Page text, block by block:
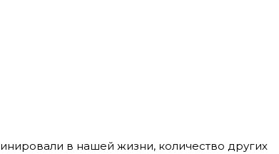
в нашей жизни, количество других